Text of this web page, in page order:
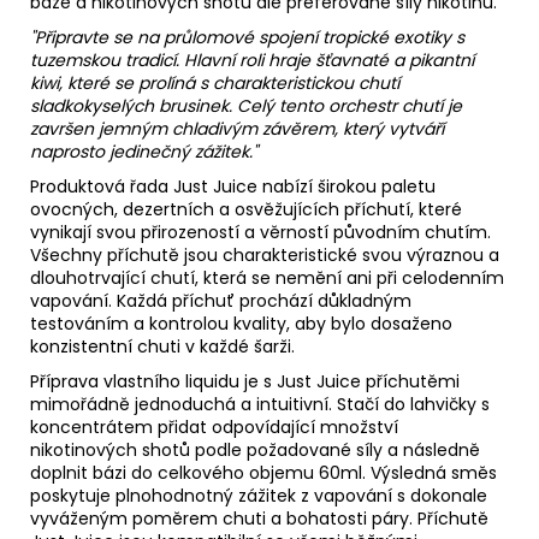
"Připravte se na průlomové spojení tropické exotiky s
tuzemskou tradicí. Hlavní roli hraje šťavnaté a pikantní
kiwi, které se prolíná s charakteristickou chutí
sladkokyselých brusinek. Celý tento orchestr chutí je
završen jemným chladivým závěrem, který vytváří
naprosto jedinečný zážitek."
Produktová řada Just Juice nabízí širokou paletu
ovocných, dezertních a osvěžujících příchutí, které
vynikají svou přirozeností a věrností původním chutím.
Všechny příchutě jsou charakteristické svou výraznou a
dlouhotrvající chutí, která se nemění ani při celodenním
vapování. Každá příchuť prochází důkladným
testováním a kontrolou kvality, aby bylo dosaženo
konzistentní chuti v každé šarži.
Příprava vlastního liquidu je s Just Juice příchutěmi
mimořádně jednoduchá a intuitivní. Stačí do lahvičky s
koncentrátem přidat odpovídající množství
nikotinových shotů podle požadované síly a následně
doplnit bázi do celkového objemu 60ml. Výsledná směs
poskytuje plnohodnotný zážitek z vapování s dokonale
vyváženým poměrem chuti a bohatosti páry. Příchutě